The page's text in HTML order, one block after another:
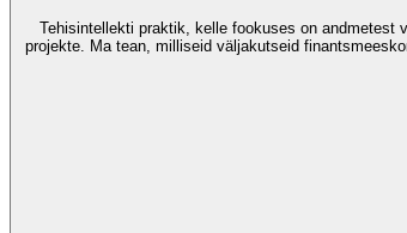
Tehisintellekti praktik, kelle fookuses on andmetest
projekte. Ma tean, milliseid väljakutseid